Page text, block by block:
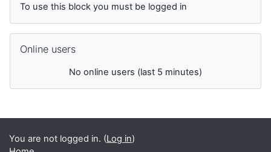
To use this block you must be logged in
Online users
No online users (last 5 minutes)
You are not logged in. (Log in)